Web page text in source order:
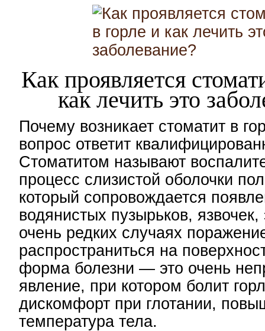
Как проявляется
как лечить это
Почему возникает стоматит в
вопрос ответит
Стоматитом называют
процесс слизистой оболочки
который сопровождается
водянистых пузырьков,
очень редких случаях
распространиться на
форма болезни — это очень
явление, при котором болит
дискомфорт при глотании,
температура тела.